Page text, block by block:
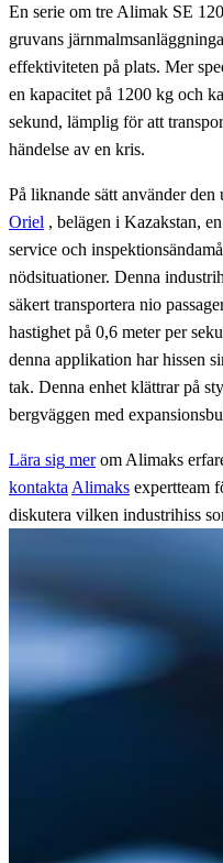
En serie om tre Alimak SE
gruvans
effektiviteten på plats. Mer
en kapacitet på 1200 kg och
sekund, lämplig för att
händelse av en kris.
På liknande sätt använder
Oriel , belägen i Kazakstan,
service och
nödsituationer. Denna
säkert transportera nio
hastighet på 0,6 meter per
denna applikation har hissen
tak. Denna enhet klättrar på
bergväggen med
Lära sig merom Alimaks
kontakta Alimaks expertteam
diskutera vilken industrihiss